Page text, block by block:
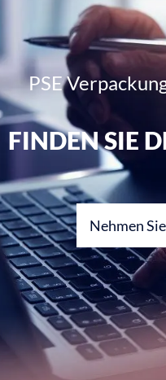
PSE
FINDEN SIE
Nehmen